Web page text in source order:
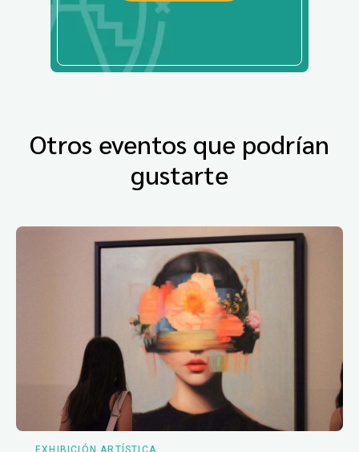
Otros eventos que podrían
gustarte
EXHIBICIÓN ARTÍSTICA